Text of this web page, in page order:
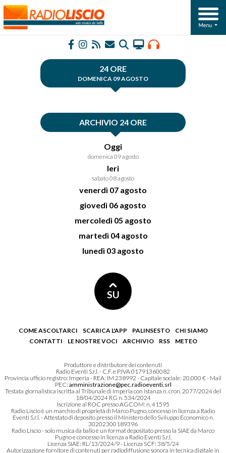
24 ORE
DOMENICA 09 AGOSTO
ARCHIVIO 24 ORE
Oggi
domenica 09 agosto
Ieri
sabato 08 agosto
venerdì 07 agosto
giovedì 06 agosto
mercoledì 05 agosto
martedì 04 agosto
lunedì 03 agosto
SU
COME ASCOLTARCI SCARICA L'APP PALINSESTO
CHI SIAMO
CONTATTI
LE NOSTRE VOCI ARCHIVIO RSS METEO
Produttore e distributore dei contenuti
Radio Eventi S.r.l. - C.F. e P.IVA 01791360082
Provincia ufficio registro: Imperia - REA: IM 238992 - Capitale sociale: 20.000 € - Mail
PEC: amministrazione@pec.radioeventi.srl
Testata giornalistica iscritta al Tribunale di Imperia con istanza n. cron. 2077/2024 del
18/04/2024 RG n. 534/2024
Iscrizione al ROC presso AGCOM: n. 41595
Radio Liscio è un marchio di proprietà di Marco Pugno, concesso in licenza a Radio
Eventi S.r.l. - Attestato di deposito presso il Ministero dello Sviluppo Economico n.
30202300189396
Radio Liscio - solo musica da ballo è un format depositato presso la SIAE da Marco
Pugno e concesso in licenza a Radio Eventi S.r.l.
Licenza SIAE: RL/13/2024/9 - Licenza SCF: 38/5/24
Autorizzazione fornitore di contenuti per radiodiffusione sonora in tecnica digitale in